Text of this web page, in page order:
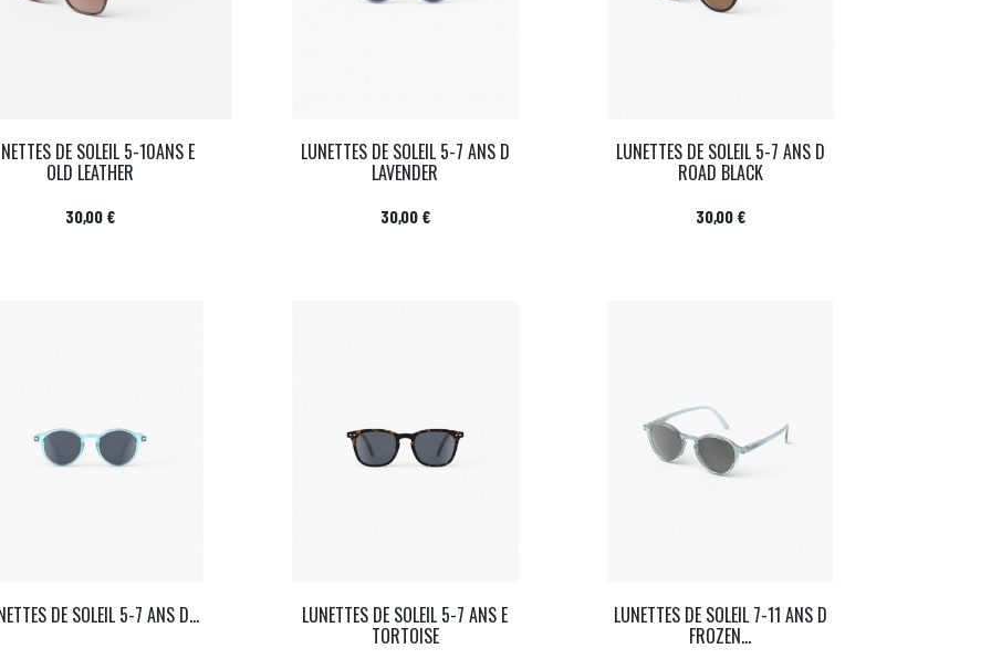
DE SOLEIL 5-10ANS E
OLD LEATHER
Prix
30,00 €
LUNETTES DE SOLEIL 5-7 ANS D
LAVENDER
Prix
30,00 €
LUNETTES DE SOLEIL 5-7 ANS D
ROAD BLACK
Prix
30,00 €
DE SOLEIL 5-7 ANS D... LUNETTES DE SOLEIL 5-7 ANS E
TORTOISE
LUNETTES DE SOLEIL 7-11 ANS D
FROZEN...